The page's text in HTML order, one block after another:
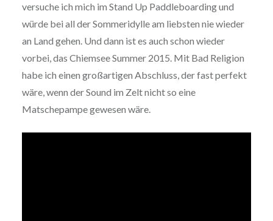
versuche ich mich im Stand Up Paddleboarding und
würde bei all der Sommeridylle am liebsten nie wieder
an Land gehen. Und dann ist es auch schon wieder
vorbei, das Chiemsee Summer 2015. Mit Bad Religion
habe ich einen großartigen Abschluss, der fast perfekt
wäre, wenn der Sound im Zelt nicht so eine
Matschepampe gewesen wäre.